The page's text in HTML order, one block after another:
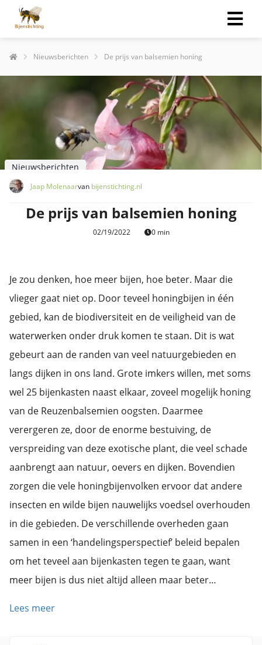
Nieuwsberichten De prijs van balsemien honing
Nieuwsberichten
Jaap Molenaarvan bijenstichting.nl
De prijs van balsemien honing
02/19/2022 0 min
Je zou denken, hoe meer bijen, hoe beter. Maar die
vlieger gaat niet op. Door teveel honingbijen in één
gebied, kan de biodiversiteit en de veiligheid van de
waterwerken onder druk komen te staan. Dit is wat
gebeurt aan de randen van veel natuurgebieden en
langs dijken in ons land. Grote imkers willen, met soms
wel 25 bijenkasten naast elkaar, zoveel mogelijk honing
van de Reuzenbalsemien oogsten. Daarmee
verergeren ze, door de enorme bestuiving, de
verspreiding van deze exotische plant, die veel schade
aanbrengt aan natuur, oevers en dijken. Bovendien
zorgen die vele honingbijenvolken ervoor dat andere
insecten en wilde bijen nauwelijks voedsel overhouden
in die gebieden. De verschillende overheden gaan
samen in een ‘handelingsperspectief’ beleid bepalen
om het teveel aan bijenkasten tegen te gaan, want
meer bijen is dus niet altijd alleen maar beter…
Lees meer